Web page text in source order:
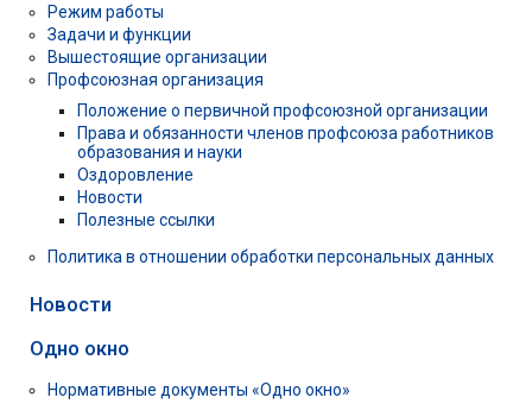
Режим работы
Задачи и функции
Вышестоящие организации
Профсоюзная организация
Положение о первичной профсоюзной организации
Права и обязанности членов профсоюза работников
образования и науки
Оздоровление
Новости
Полезные ссылки
Политика в отношении обработки персональных данных
Новости
Одно окно
Нормативные документы «Одно окно»